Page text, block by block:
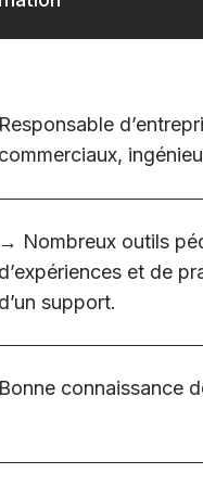
Responsable
commerciaux,
→ Nombreux outils
d’expériences et de
d’un support.
Bonne connaissance